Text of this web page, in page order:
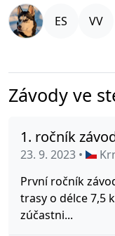
Závody ve
1. ročník
23. 9. 2023 •
První ročník
trasy o délce 7,5
zúčastni...